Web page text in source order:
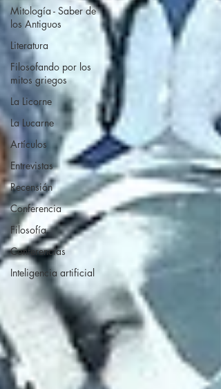
Mitología - Saber de
los Antiguos
Literatura
Filosofando por los
mitos griegos
La Licorne
La Lucarne
Artículos
Entrevistas
Recensión
Conferencia
Filosofía
Conferencias
Inteligencia artificial